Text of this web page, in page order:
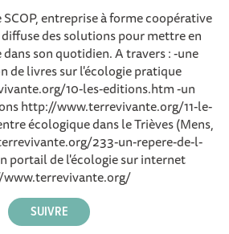
entreprise à forme coopérative
des solutions pour mettre en
son quotidien. A travers : -une
de livres sur l'écologie pratique
10-les-editions.htm -un
http://www.terrevivante.org/11-le-
écologique dans le Trièves (Mens,
233-un-repere-de-l-
portail de l'écologie sur internet